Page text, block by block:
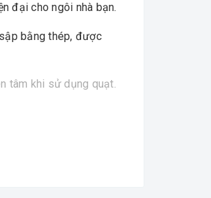
đại cho ngôi nhà bạn.
bằng thép, được
tâm khi sử dụng quạt.